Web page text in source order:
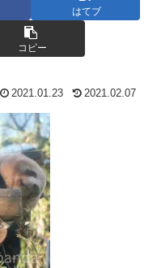
はてブ
コピー
2021.01.23 2021.02.07